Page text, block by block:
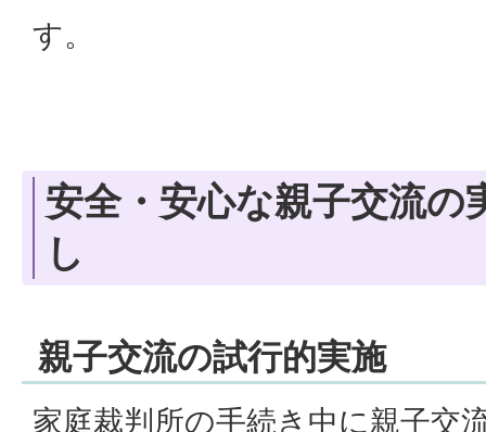
す。
安全・安心な親子交流の
し
親子交流の試行的実施
家庭裁判所の手続き中に親子交